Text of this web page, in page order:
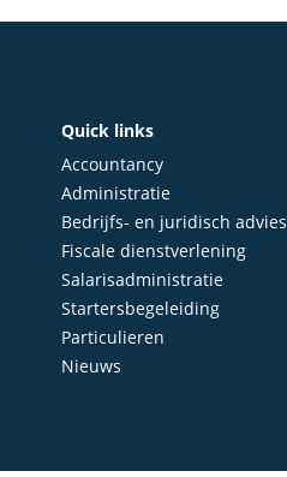
Quick links
Accountancy
Administratie
Bedrijfs- en juridisch advies
Fiscale dienstverlening
Salarisadministratie
Startersbegeleiding
Particulieren
Nieuws